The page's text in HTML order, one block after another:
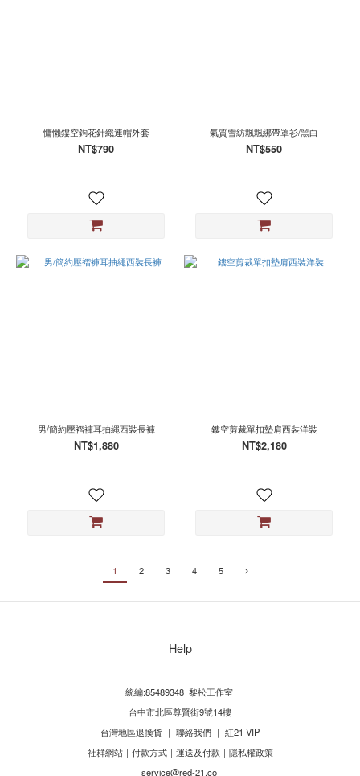
慵懶鏤空鉤花針織連帽外套
NT$790
氣質雪紡飄飄綁帶罩衫/黑白
NT$550
男/簡約壓褶褲耳抽繩西裝長褲
NT$1,880
鏤空剪裁單扣墊肩西裝洋裝
NT$2,180
1 2 3 4 5
Help
統編:85489348 黎松工作室
台中市北區尊賢街9號14樓
台灣地區退換貨 ｜ 聯絡我們 ｜ 紅21 VIP
社群網站｜ 付款方式｜ 運送及付款 ｜ 隱私權政策
service@red-21.co